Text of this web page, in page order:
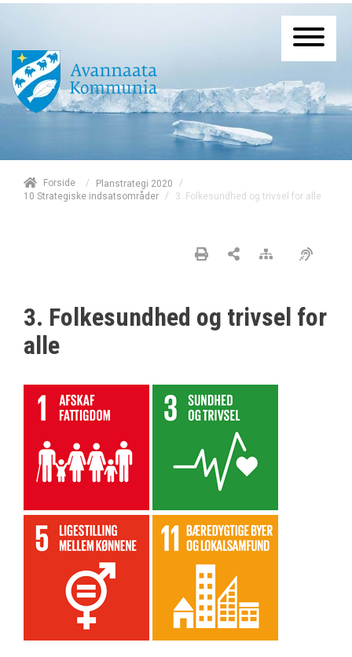
Forside / Planstrategi 2020
/
10 Strategiske indsatsområder
/ 3. Folkesundhed og trivsel for alle
3. Folkesundhed og trivsel for
alle